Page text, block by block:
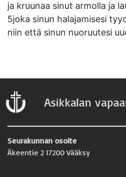
ja kruunaa sinut armolla ja
5joka sinun halajamisesi
niin että sinun nuoruutesi
Asikkalan
Seurakunnan osoite
Äkeentie 2 17200 Vääksy